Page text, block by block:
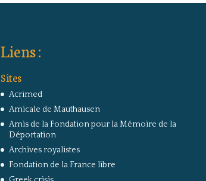
Liens :
Sites
Acrimed
Amicale de Mauthausen
Amis de la Fondation pour la Mémoire de la
Déportation
Archives royalistes
Fondation de la France libre